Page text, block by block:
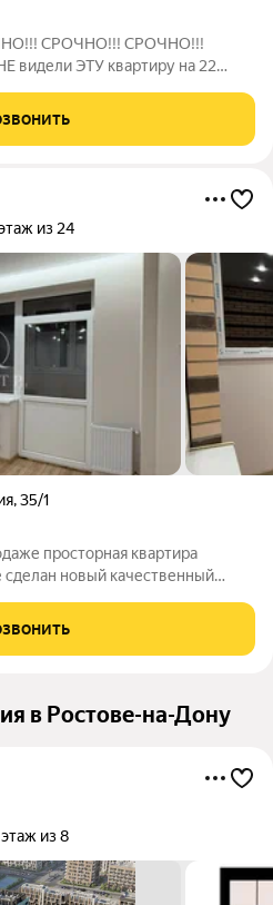
СРОЧНО!!! СРОЧНО!!!
видели ЭТУ квартиру на 22
не оставит равнодушными: во-
из 24
,35/1
просторная квартира
сделан новый качественный
Bыcокий этаж c отличным
в
в Ростове-на-Дону
этаж из 8